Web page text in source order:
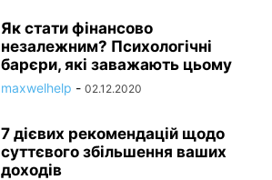
Як стати фінансово
незалежним? Психологічні
барєри, які заважають цьому
maxwelhelp - 02.12.2020
7 дієвих рекомендацій щодо
суттєвого збільшення ваших
доходів